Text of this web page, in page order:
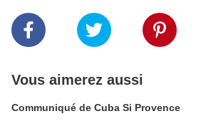
Vous aimerez aussi
Communiqué de Cuba Si Provence